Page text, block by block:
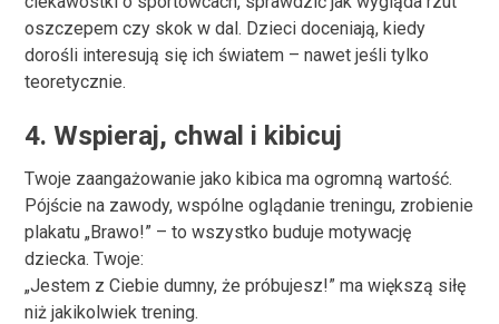
oszczepem czy skok w dal. Dzieci doceniają, kiedy
dorośli interesują się ich światem – nawet jeśli tylko
teoretycznie.
4.Wspieraj, chwal i kibicuj
Twoje zaangażowanie jako kibica ma ogromną wartość.
Pójście na zawody, wspólne oglądanie treningu, zrobienie
plakatu „Brawo!” – to wszystko buduje motywację
dziecka. Twoje:
„Jestem z Ciebie dumny, że próbujesz!” ma większą siłę
niż jakikolwiek trening.